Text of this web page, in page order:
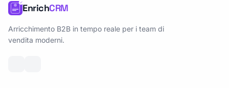
EnrichCRM
Arricchimento B2B in tempo reale per i team di
vendita moderni.